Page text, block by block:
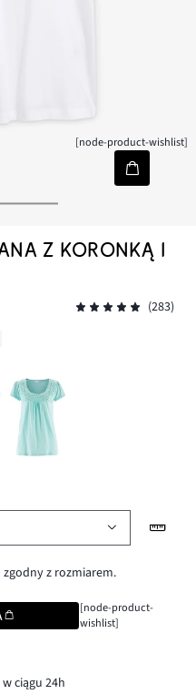
[node-product-wishlist]
Z KORONKĄ I
(283)
z rozmiarem.
[node-product-
wishlist]
ciągu 24h